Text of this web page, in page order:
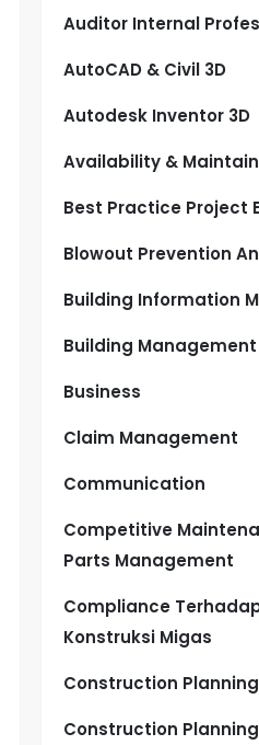
Auditor Internal
AutoCAD & Civil 3D
Autodesk Inventor 3D
Availability &
Best Practice Project
Blowout Prevention
Building Information
Building Management
Business
Claim Management
Communication
Competitive
Parts Management
Compliance
Konstruksi Migas
Construction Planning
Construction